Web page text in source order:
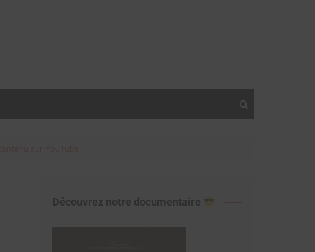
Découvrez notre documentaire